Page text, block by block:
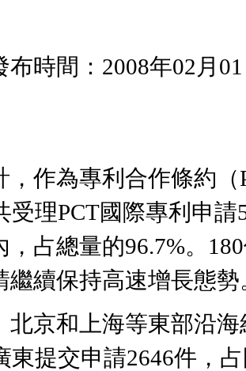
布時間：2008年02月
為專利合作條約（
受理PCT國際專利申
，占總量的96.7%。
繼續保持高速增長態勢
和上海等東部沿海
東提交申請2646件，